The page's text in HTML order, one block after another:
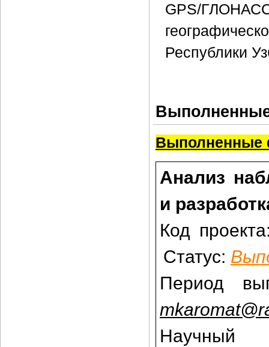
GPS/
Республики
Выполненные
Анализ
и
Код
Статус:
Период